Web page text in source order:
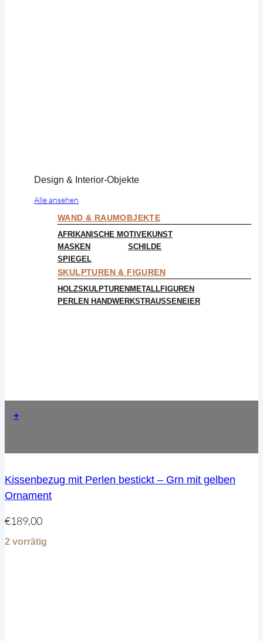
Design & Interior-Objekte
Alle ansehen
WAND & RAUMOBJEKTE
AFRIKANISCHE MOTIVEKUNST
MASKEN
SCHILDE
SPIEGEL
SKULPTUREN & FIGUREN
HOLZSKULPTURENMETALLFIGUREN
PERLEN HANDWERKSTRAUSSENEIER
+
Kissenbezug mit Perlen bestickt – Grn mit gelben
Ornament
€189,00
2 vorrätig